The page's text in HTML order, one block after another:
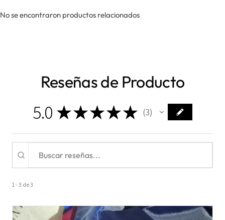
No se encontraron productos relacionados
Reseñas de Producto
5.0 ★★★★★ 3
3
1 - 3 de 3